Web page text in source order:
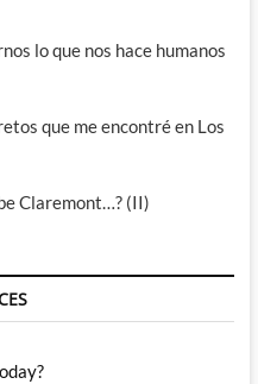
lo que nos hace humanos
que me encontré en Los
Claremont…? (II)